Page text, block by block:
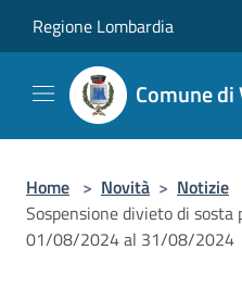
Regione Lombardia
Comune
Home > Novità > Notizie
Sospensione divieto di sosta
01/08/2024 al 31/08/2024